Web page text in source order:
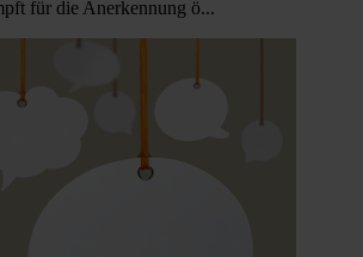
für die Anerkennung ö...